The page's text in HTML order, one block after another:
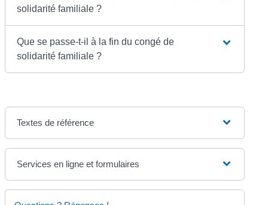
solidarité familiale ?
Que se passe-t-il à la fin du congé de
solidarité familiale ?
Textes de référence
Services en ligne et formulaires